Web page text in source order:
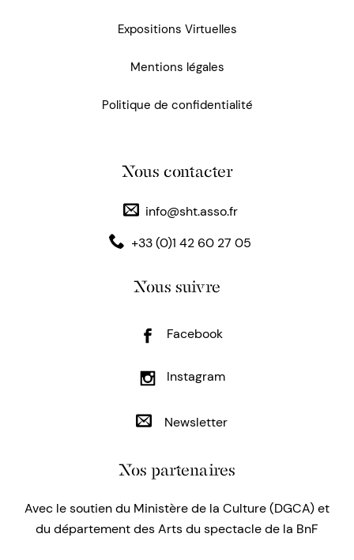
Expositions Virtuelles
Mentions légales
Politique de confidentialité
Nous contacter
info@sht.asso.fr
+33 (0)1 42 60 27 05
Nous suivre
Facebook
Instagram
Newsletter
Nos partenaires
Avec le soutien du Ministère de la Culture (DGCA) et
du département des Arts du spectacle de la BnF